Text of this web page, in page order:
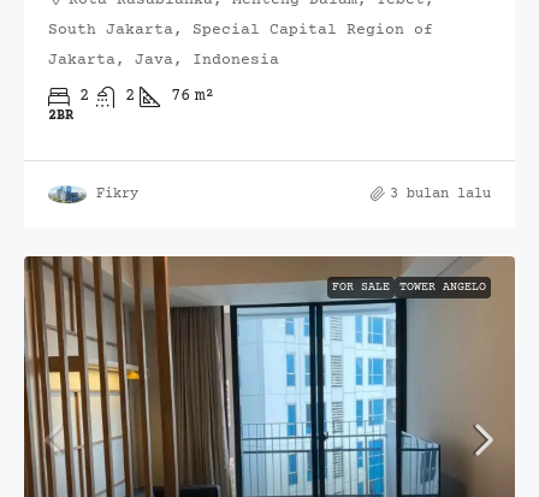
South Jakarta, Special Capital Region of
Jakarta, Java, Indonesia
2 2 76 m²
2BR
Fikry 3 bulan lalu
FOR SALE TOWER ANGELO